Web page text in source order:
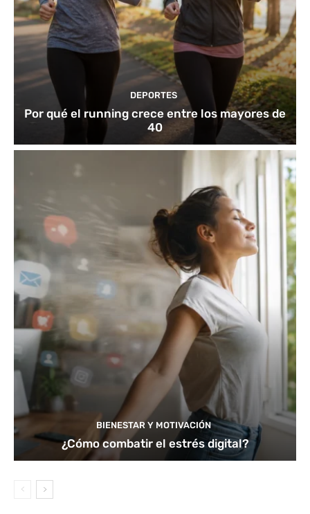
DEPORTES
Por qué el running crece entre los mayores de
40
BIENESTAR Y MOTIVACIÓN
¿Cómo combatir el estrés digital?